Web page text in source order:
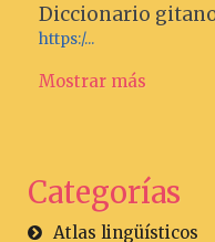
Diccionario
https:/...
Mostrar más
Categorías
Atlas lingüísticos